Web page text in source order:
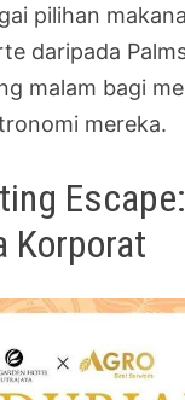
pilihan
daripada
malam bagi
mereka.
Korporat